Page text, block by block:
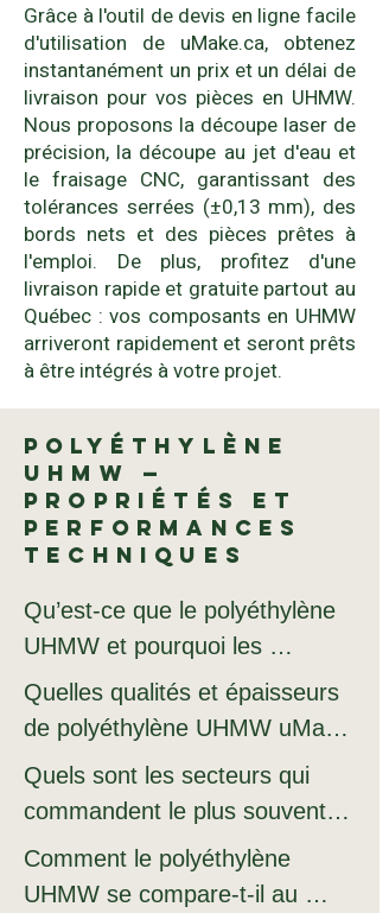
Grâce à l'outil de devis en ligne facile
d'utilisation de uMake.ca, obtenez
instantanément un prix et un délai de
livraison pour vos pièces en UHMW.
Nous proposons la découpe laser de
précision, la découpe au jet d'eau et
le fraisage CNC, garantissant des
tolérances serrées (±0,13 mm), des
bords nets et des pièces prêtes à
l'emploi. De plus, profitez d'une
livraison rapide et gratuite partout au
Québec : vos composants en UHMW
arriveront rapidement et seront prêts
à être intégrés à votre projet.
Polyéthylène
UHMW —
Propriétés et
performances
techniques
Qu’est-ce que le polyéthylène
UHMW et pourquoi les
ingénieurs et les fabricants le
commandent-ils chez uMake ?
Le polyéthylène UHMW est
apprécié pour sa résistance à
l’abrasion supérieure à celle de
tous les plastiques techniques
Quelles qualités et épaisseurs
de polyéthylène UHMW uMake
propose-t-il en stock ?
polyéthylène UHMW en
épaisseurs allant de 6 mm à
Quels sont les secteurs qui
commandent le plus souvent
du polyéthylène UHMW chez
uMake ?
Comment le polyéthylène
UHMW se compare-t-il au